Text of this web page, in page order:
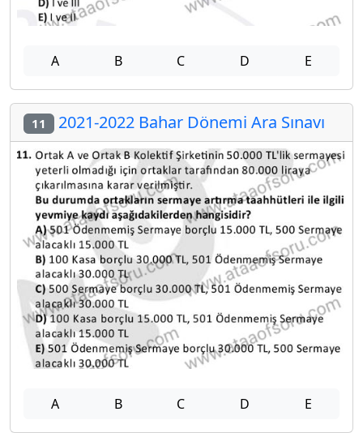
A B C D E
11 2021-2022 Bahar Dönemi Ara Sınavı
A B C D E